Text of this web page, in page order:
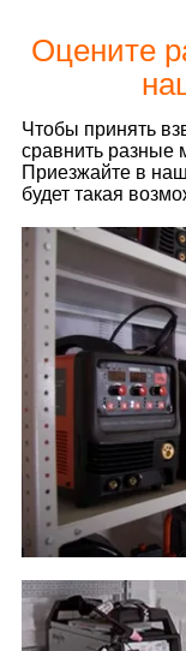
Оцените
Чтобы принять
сравнить разные
Приезжайте в
будет такая